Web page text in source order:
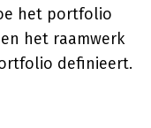
het portfolio
het raamwerk
definieert.